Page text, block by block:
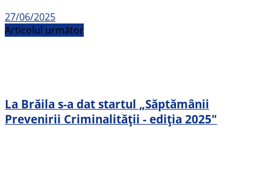
27/06/2025
Articolul următor
La Brăila s-a dat startul „Săptămânii
Prevenirii Criminalității - ediția 2025"